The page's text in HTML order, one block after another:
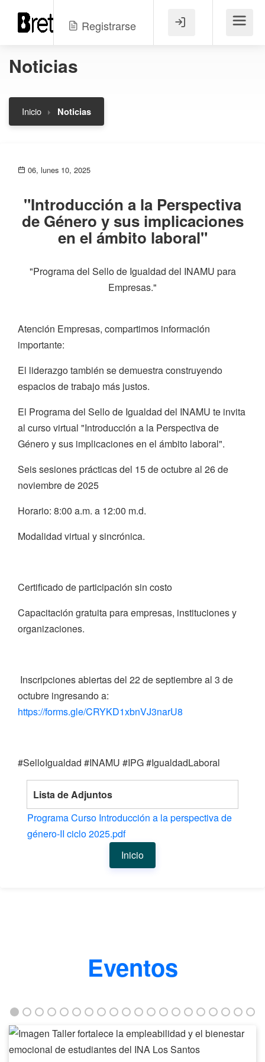
Registrarse Menú
Noticias
Inicio Noticias
06, lunes 10, 2025
"Introducción a la Perspectiva
de Género y sus implicaciones
en el ámbito laboral"
"Programa del Sello de Igualdad del INAMU para
Empresas."
Atención Empresas, compartimos información
importante:
El liderazgo también se demuestra construyendo
espacios de trabajo más justos.
El Programa del Sello de Igualdad del INAMU te invita
al curso virtual "Introducción a la Perspectiva de
Género y sus implicaciones en el ámbito laboral".
Seis sesiones prácticas del 15 de octubre al 26 de
noviembre de 2025
Horario: 8:00 a.m. a 12:00 m.d.
Modalidad virtual y sincrónica.
Certificado de participación sin costo
Capacitación gratuita para empresas, instituciones y
organizaciones.
Inscripciones abiertas del 22 de septiembre al 3 de
octubre ingresando a:
https://forms.gle/CRYKD1xbnVJ3narU8
#SelloIgualdad #INAMU #IPG #IgualdadLaboral
Lista de Adjuntos
Programa Curso Introducción a la perspectiva de
género-II ciclo 2025.pdf
Inicio
Eventos
Taller
fortalece